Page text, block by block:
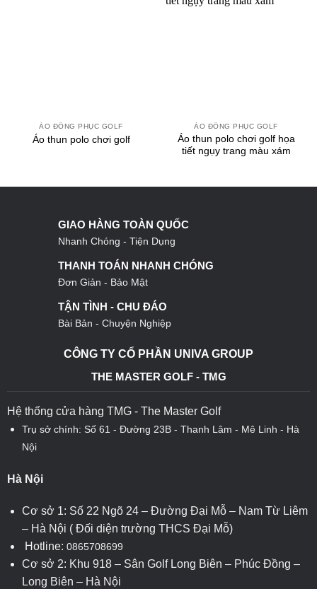
ÁO ĐỒNG PHỤC GOLF
Áo thun polo chơi golf
ÁO ĐỒNG PHỤC GOLF
Áo thun polo chơi golf họa
tiết ngụy trang màu xám
GIAO HÀNG TOÀN QUỐC
Nhanh Chóng - Tiện Dụng
THANH TOÁN NHANH CHÓNG
Đơn Giản - Bảo Mật
TẬN TÌNH - CHU ĐÁO
Bài Bản - Chuyện Nghiệp
CÔNG TY CỔ PHẦN UNIVA GROUP
THE MASTER GOLF - TMG
Hệ thống cửa hàng TMG - The Master Golf
Trụ sở chính: Số 61 - Đường 23B - Thanh Lâm - Mê Linh - Hà
Nội
Hà Nội
Cơ sở 1: Số 22 Ngõ 24 – Đường Đại Mỗ – Nam Từ Liêm
– Hà Nội ( Đối diện trường THCS Đại Mỗ)
Hotline: 0865708699
Cơ sở 2: Khu 918 – Sân Golf Long Biên – Phúc Đồng –
Long Biên – Hà Nội